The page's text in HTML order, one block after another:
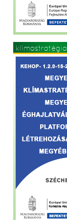
klímastratégia